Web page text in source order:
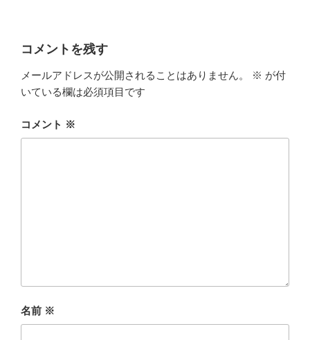
コメントを残す
メールアドレスが公開されることはありません。 ※ が付
いている欄は必須項目です
コメント ※
名前 ※